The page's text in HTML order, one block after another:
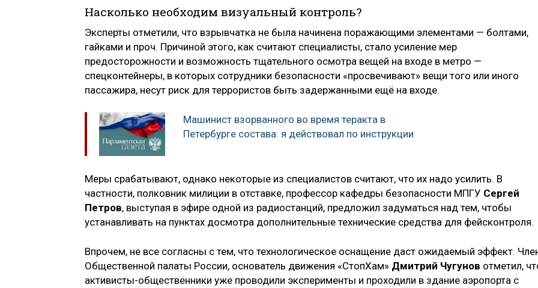
Насколько необходим визуальный контроль?
Эксперты отметили, что взрывчатка не была начинена поражающими элементами — болтами,
гайками и проч. Причиной этого, как считают специалисты, стало усиление мер
предосторожности и возможность тщательного осмотра вещей на входе в метро —
спецконтейнеры, в которых сотрудники безопасности «просвечивают» вещи того или иного
пассажира, несут риск для террористов быть задержанными ещё на входе.
Машинист взорванного во время теракта в
Петербурге состава: я действовал по инструкции
Меры срабатывают, однако некоторые из специалистов считают, что их надо усилить. В
частности, полковник милиции в отставке, профессор кафедры безопасности МПГУ Сергей
Петров, выступая в эфире одной из радиостанций, предложил задуматься над тем, чтобы
устанавливать на пунктах досмотра дополнительные технические средства для фейсконтроля.
Впрочем, не все согласны с тем, что технологическое оснащение даст ожидаемый эффект.
Общественной палаты России, основатель движения «СтопХам» Дмитрий Чугунов отметил,
активисты-общественники уже проводили эксперименты и проходили в здание аэропорта с